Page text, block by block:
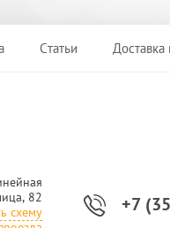
Статьи Доставка
82
схему
+7